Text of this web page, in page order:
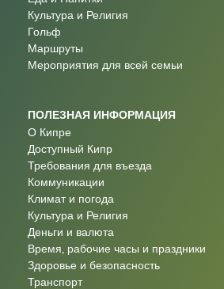
Культура и Религия
Гольф
Маршруты
Мероприятия для всей семьи
ПОЛЕЗНАЯ ИНФОРМАЦИЯ
О Кипре
Доступный Кипр
Требования для въезда
Коммуникации
Климат и погода
Культура и Религия
Деньги и валюта
Время, рабочие часы и праздники
Здоровье и безопасность
Транспорт